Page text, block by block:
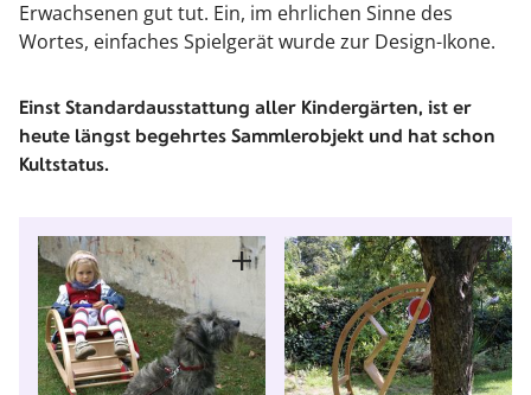
Erwachsenen gut tut. Ein, im ehrlichen Sinne des
Wortes, einfaches Spielgerät wurde zur Design-Ikone.
Einst Standardausstattung aller Kindergärten, ist er
heute längst begehrtes Sammlerobjekt und hat schon
Kultstatus.